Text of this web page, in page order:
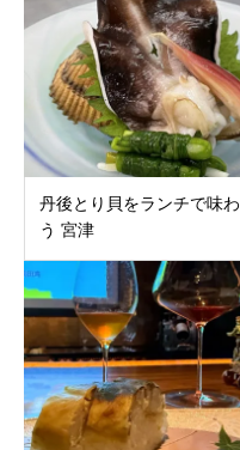
丹後とり貝をランチで味わ
う 宮津